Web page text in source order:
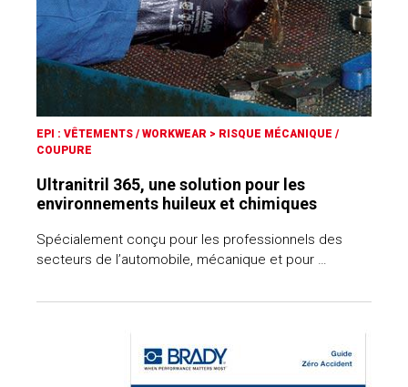
EPI : VÊTEMENTS / WORKWEAR > RISQUE MÉCANIQUE /
COUPURE
Ultranitril 365, une solution pour les
environnements huileux et chimiques
Spécialement conçu pour les professionnels des
secteurs de l’automobile, mécanique et pour …